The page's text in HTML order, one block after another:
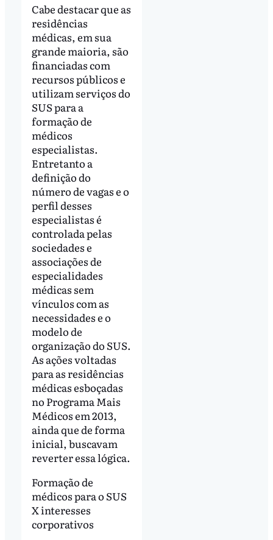
Cabe destacar que as
residências
médicas, em sua
grande maioria, são
financiadas com
recursos públicos e
utilizam serviços do
SUS para a
formação de
médicos
especialistas.
Entretanto a
definição do
número de vagas e o
perfil desses
especialistas é
controlada pelas
sociedades e
associações de
especialidades
médicas sem
vínculos com as
necessidades e o
modelo de
organização do SUS.
As ações voltadas
para as residências
médicas esboçadas
no Programa Mais
Médicos em 2013,
ainda que de forma
inicial, buscavam
reverter essa lógica.
Formação de
médicos para o SUS
X interesses
corporativos